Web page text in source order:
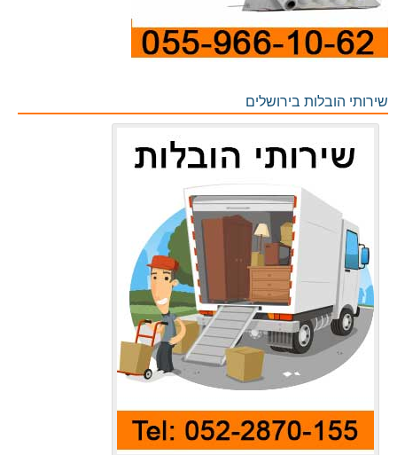
שירותי הובלות בירושלים